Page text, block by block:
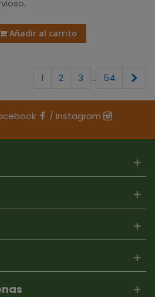
Añadir al carrito
1 2 3 … 54
/ Instagram